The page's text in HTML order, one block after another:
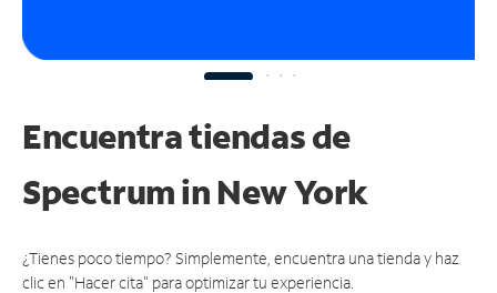
Encuentra tiendas de
Spectrumin New York
¿Tienes poco tiempo? Simplemente, encuentra una tienda y haz
clic en "Hacer cita" para optimizar tu experiencia.